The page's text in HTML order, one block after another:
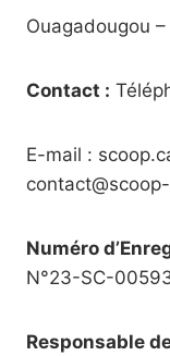
Ouagadougou
Contact :
E-mail :
Numéro
N°23-SC-
Responsable